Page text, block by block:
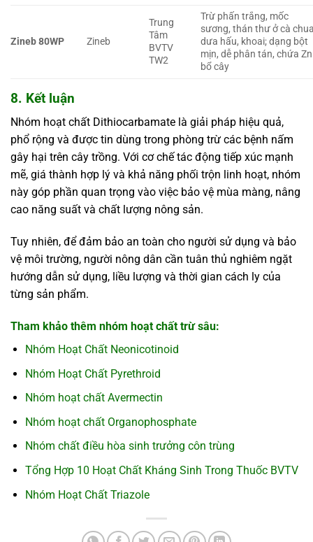
Zineb 80WP Zineb
Trung
Tâm
BVTV
TW2
Trừ phấn trắng, mốc
sương, thán thư ở cà
dưa hấu, khoai; dạng bột
mịn, dễ phân tán, chứa Zn
bổ cây
8. Kết luận
Nhóm hoạt chất Dithiocarbamate là giải pháp hiệu quả,
phổ rộng và được tin dùng trong phòng trừ các bệnh nấm
gây hại trên cây trồng. Với cơ chế tác động tiếp xúc mạnh
mẽ, giá thành hợp lý và khả năng phối trộn linh hoạt, nhóm
này góp phần quan trọng vào việc bảo vệ mùa màng, nâng
cao năng suất và chất lượng nông sản.
Tuy nhiên, để đảm bảo an toàn cho người sử dụng và bảo
vệ môi trường, người nông dân cần tuân thủ nghiêm ngặt
hướng dẫn sử dụng, liều lượng và thời gian cách ly của
từng sản phẩm.
Tham khảo thêm nhóm hoạt chất trừ sâu:
Nhóm Hoạt Chất Neonicotinoid
Nhóm Hoạt Chất Pyrethroid
Nhóm hoạt chất Avermectin
Nhóm hoạt chất Organophosphate
Nhóm chất điều hòa sinh trưởng côn trùng
Tổng Hợp 10 Hoạt Chất Kháng Sinh Trong Thuốc BVTV
Nhóm Hoạt Chất Triazole